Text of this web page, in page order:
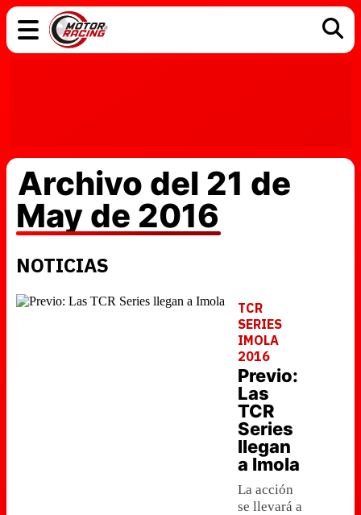
Archivo del 21 de
May de 2016
NOTICIAS
TCR
SERIES
IMOLA
2016
Previo:
Las
TCR
Series
llegan
a Imola
La acción
se llevará a